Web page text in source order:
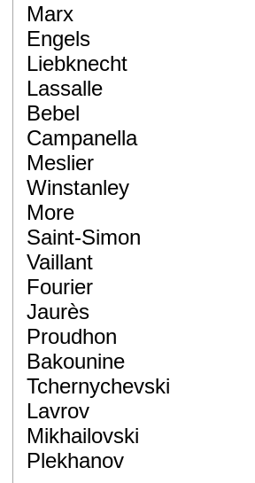
Marx
Engels
Liebknecht
Lassalle
Bebel
Campanella
Meslier
Winstanley
More
Saint-Simon
Vaillant
Fourier
Jaurès
Proudhon
Bakounine
Tchernychevski
Lavrov
Mikhailovski
Plekhanov